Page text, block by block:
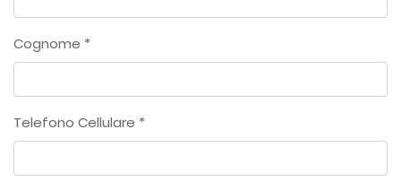
';
Cognome *
Telefono Cellulare *